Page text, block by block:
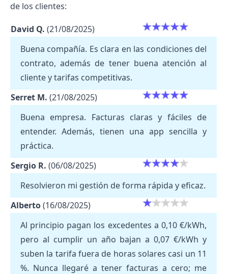
de los clientes:
David Q. (21/08/2025)
Buena compañía. Es clara en las condiciones del
contrato, además de tener buena atención al
cliente y tarifas competitivas.
Serret M. (21/08/2025)
Buena empresa. Facturas claras y fáciles de
entender. Además, tienen una app sencilla y
práctica.
Sergio R. (06/08/2025)
Resolvieron mi gestión de forma rápida y eficaz.
Alberto(16/08/2025)
Al principio pagan los excedentes a 0,10 €/kWh,
pero al cumplir un año bajan a 0,07 €/kWh y
suben la tarifa fuera de horas solares casi un 11
%. Nunca llegaré a tener facturas a cero; me